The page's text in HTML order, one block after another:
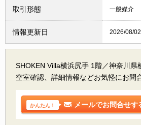
取引形態 一般媒介
情報更新日 2026/08/02
SHOKEN Villa横浜尻手 1階／神奈川県
空室確認、詳細情報などお気軽にお問
かんたん！ メールでお問合せす